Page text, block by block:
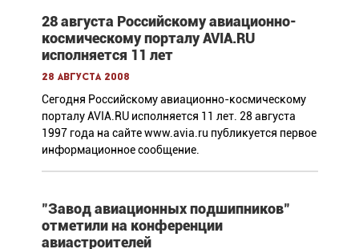
28 августа Российскому авиационно-
космическому порталу AVIA.RU
исполняется 11 лет
28 августа 2008
Сегодня Российскому авиационно-космическому
порталу AVIA.RU исполняется 11 лет. 28 августа
1997 года на сайте www.avia.ru публикуется первое
информационное сообщение.
"Завод авиационных подшипников"
отметили на конференции
авиастроителей